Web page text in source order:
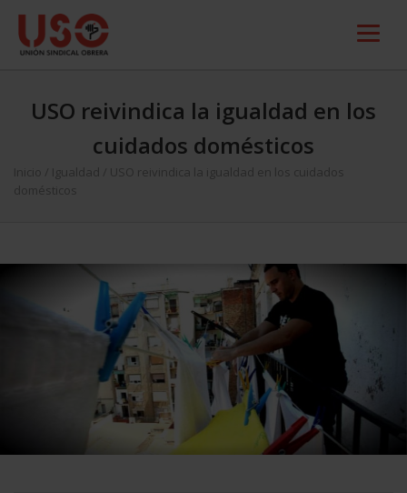
USO reivindica la igualdad en los
cuidados domésticos
Inicio Igualdad
USO reivindica la igualdad en los cuidados
domésticos